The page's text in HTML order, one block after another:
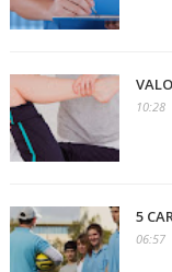
10:28
5
06:57